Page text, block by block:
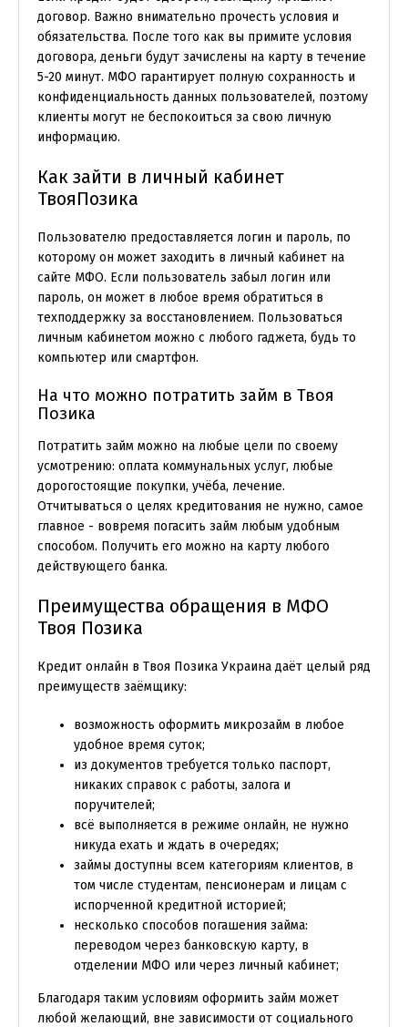
договор. Важно внимательно прочесть условия и
обязательства. После того как вы примите условия
договора, деньги будут зачислены на карту в течение
5-20 минут. МФО гарантирует полную сохранность и
конфиденциальность данных пользователей, поэтому
клиенты могут не беспокоиться за свою личную
информацию.
Как зайти в личный кабинет
ТвояПозика
Пользователю предоставляется логин и пароль, по
которому он может заходить в личный кабинет на
сайте МФО. Если пользователь забыл логин или
пароль, он может в любое время обратиться в
техподдержку за восстановлением. Пользоваться
личным кабинетом можно с любого гаджета, будь то
компьютер или смартфон.
На что можно потратить займ в Твоя
Позика
Потратить займ можно на любые цели по своему
усмотрению: оплата коммунальных услуг, любые
дорогостоящие покупки, учёба, лечение.
Отчитываться о целях кредитования не нужно, самое
главное - вовремя погасить займ любым удобным
способом. Получить его можно на карту любого
действующего банка.
Преимущества обращения в МФО
Твоя Позика
Кредит онлайн в Твоя Позика Украина даёт целый ряд
преимуществ заёмщику:
возможность оформить микрозайм в любое
удобное время суток;
из документов требуется только паспорт,
никаких справок с работы, залога и
поручителей;
всё выполняется в режиме онлайн, не нужно
никуда ехать и ждать в очередях;
займы доступны всем категориям клиентов, в
том числе студентам, пенсионерам и лицам с
испорченной кредитной историей;
несколько способов погашения займа:
переводом через банковскую карту, в
отделении МФО или через личный кабинет;
Благодаря таким условиям оформить займ может
любой желающий, вне зависимости от социального